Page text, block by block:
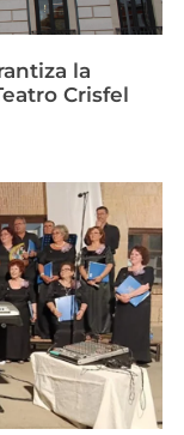
la
Crisfel